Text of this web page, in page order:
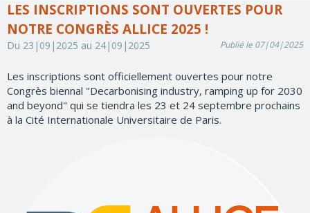
LES INSCRIPTIONS SONT OUVERTES POUR
NOTRE CONGRÈS ALLICE 2025 !
Du 23|09|2025 au 24|09|2025 Publié le 07|04|2025
Les inscriptions sont officiellement ouvertes pour notre
Congrès biennal "Decarbonising industry, ramping up for 2030
and beyond" qui se tiendra les 23 et 24 septembre prochains
à la Cité Internationale Universitaire de Paris.